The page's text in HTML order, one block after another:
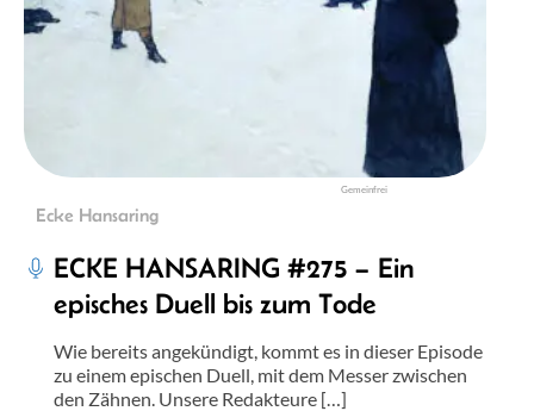
Gemeinfrei
Ecke Hansaring
ECKE HANSARING #275 – Ein
episches Duell bis zum Tode
Wie bereits angekündigt, kommt es in dieser Episode
zu einem epischen Duell, mit dem Messer zwischen
den Zähnen. Unsere Redakteure […]